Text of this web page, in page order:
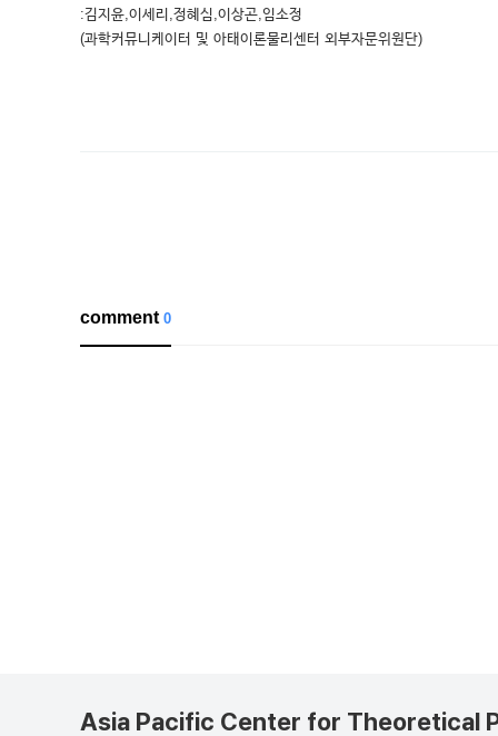
:김지윤,이세리,정혜심,이상곤,임소정
(과학커뮤니케이터 및 아태이론물리센터 외부자문위원단)
comment0
Asia Pacific Center for Theoretical